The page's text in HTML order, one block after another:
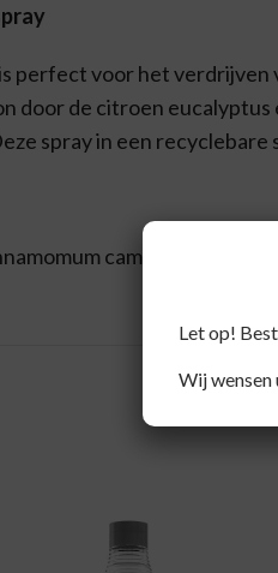
perfect voor het
door de citroen eucalyptus
spray in een
camphora,
Let op!
Wij wensen